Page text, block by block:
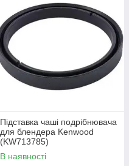
Підставка чаші подрібнювача
для блендера Kenwood
(KW713785)
В наявності